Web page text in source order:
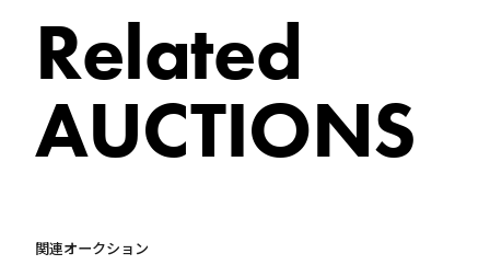
Related
AUCTIONS
関連オークション